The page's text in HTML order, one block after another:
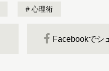
心理術
Facebookでシ